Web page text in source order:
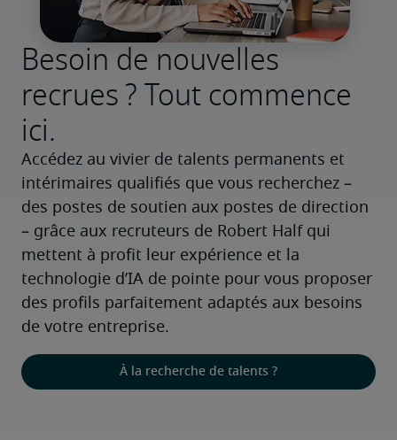
Besoin de nouvelles
recrues ? Tout commence
ici.
Accédez au vivier de talents permanents et
intérimaires qualifiés que vous recherchez –
des postes de soutien aux postes de direction
– grâce aux recruteurs de Robert Half qui
mettent à profit leur expérience et la
technologie d’IA de pointe pour vous proposer
des profils parfaitement adaptés aux besoins
de votre entreprise.
À la recherche de talents ?